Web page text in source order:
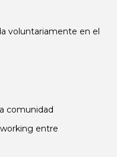
voluntariamente en el
comunidad
entre